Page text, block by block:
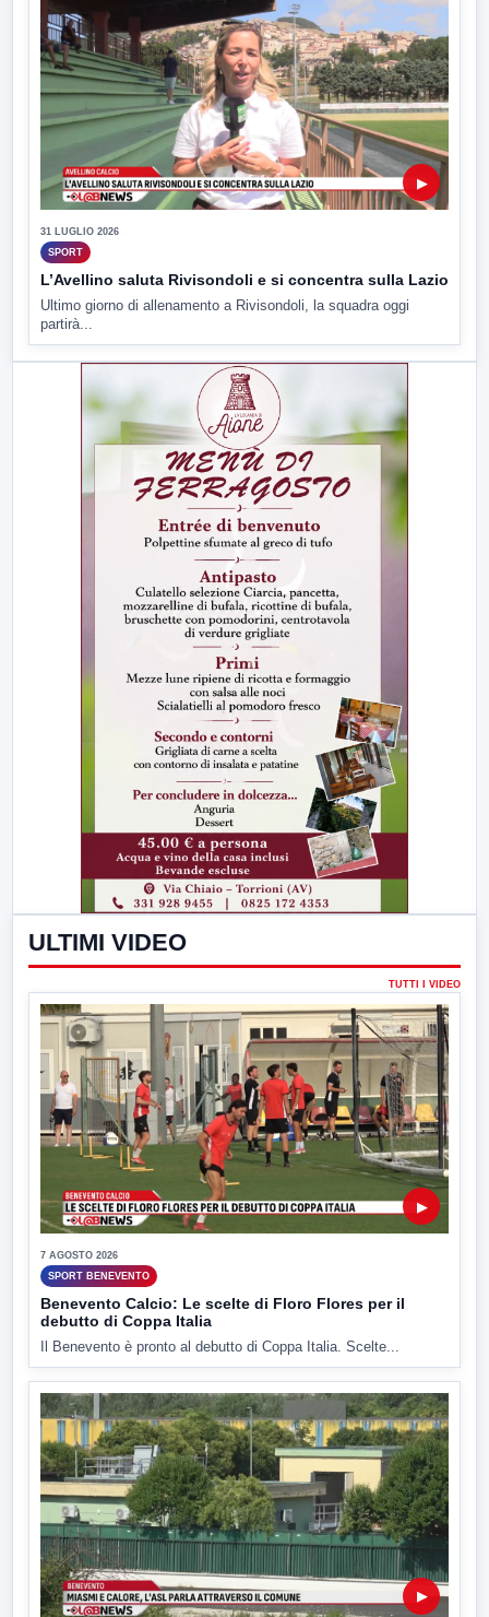
▶
31 LUGLIO 2026
SPORT
L’Avellino saluta Rivisondoli e si concentra sulla Lazio
Ultimo giorno di allenamento a Rivisondoli, la squadra oggi
partirà...
ULTIMI VIDEO
TUTTI I VIDEO
▶
7 AGOSTO 2026
SPORT BENEVENTO
Benevento Calcio: Le scelte di Floro Flores per il
debutto di Coppa Italia
Il Benevento è pronto al debutto di Coppa Italia. Scelte...
▶